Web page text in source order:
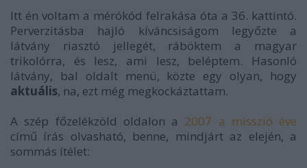
Itt én voltam a mérókód felrakása óta a 36. kattintó.
Perverzitásba hajló kíváncsiságom legyőzte a
látvány riasztó jellegét, ráböktem a magyar
trikolórra, és lesz, ami lesz, beléptem. Hasonló
látvány, bal oldalt menü, közte egy olyan, hogy
aktuális, na, ezt még megkockáztattam.
A szép főzelékzöld oldalon a 2007 a misszió éve
című írás olvasható, benne, mindjárt az elején, a
sommás ítélet: